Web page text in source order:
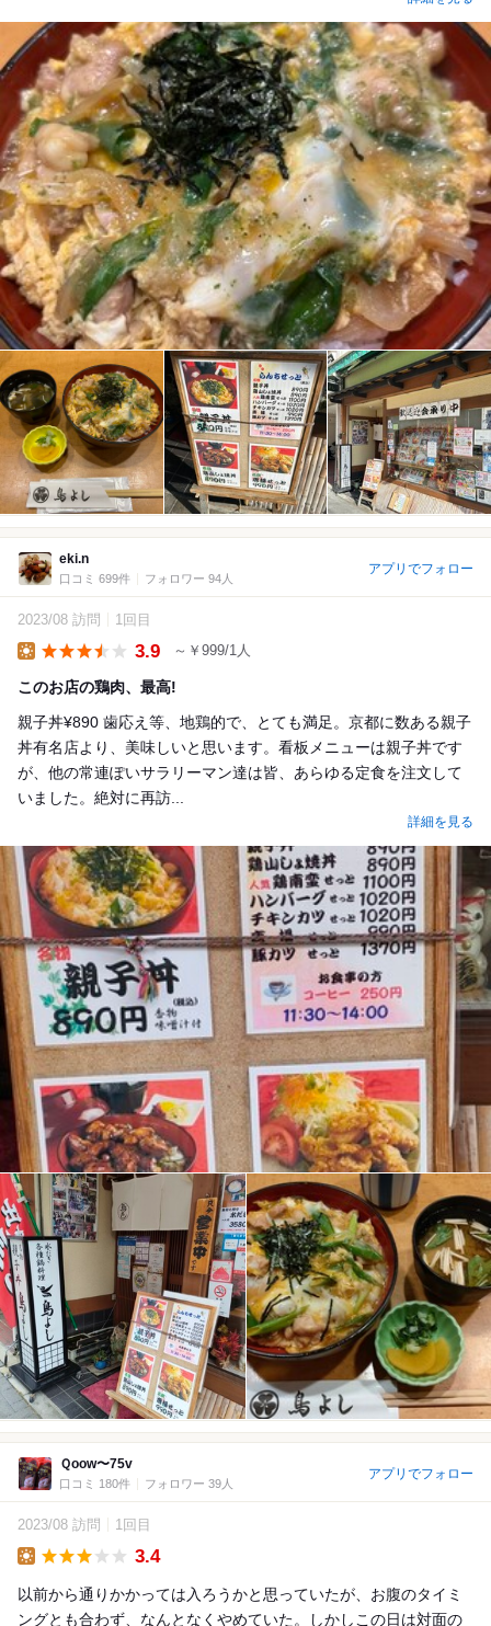
eki.n
口コミ 699件 フォロワー 94人
アプリでフォロー
2023/08 訪問 1回目
3.9 ～￥999/1人
このお店の鶏肉、最高!
親子丼¥890 歯応え等、地鶏的で、とても満足。京都に数ある親子
丼有名店より、美味しいと思います。看板メニューは親子丼です
が、他の常連ぽいサラリーマン達は皆、あらゆる定食を注文して
いました。絶対に再訪...
詳細を見る
Ｑoow〜75v
口コミ 180件 フォロワー 39人
アプリでフォロー
2023/08 訪問 1回目
3.4
以前から通りかかっては入ろうかと思っていたが、お腹のタイミ
ングとも合わず、なんとなくやめていた。しかしこの日は対面の